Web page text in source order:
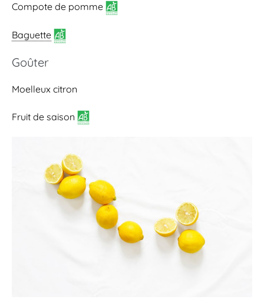
Compote de pomme
Baguette
Goûter
Moelleux citron
Fruit de saison